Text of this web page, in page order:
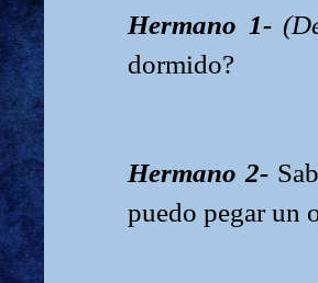
Hermano 1-
dormido?
Hermano 2-
puedo pegar un